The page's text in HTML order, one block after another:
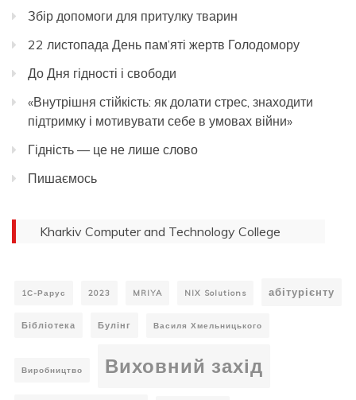
Збір допомоги для притулку тварин
22 листопада День пам’яті жертв Голодомору
До Дня гідності і свободи
«Внутрішня стійкість: як долати стрес, знаходити
підтримку і мотивувати себе в умовах війни»
Гідність — це не лише слово
Пишаємось
Kharkiv Computer and Technology College
1С-Рарус 2023 MRIYA NIX Solutions абітурієнту
Бібліотека Булінг Василя Хмельницького
Виробництво Виховний захід